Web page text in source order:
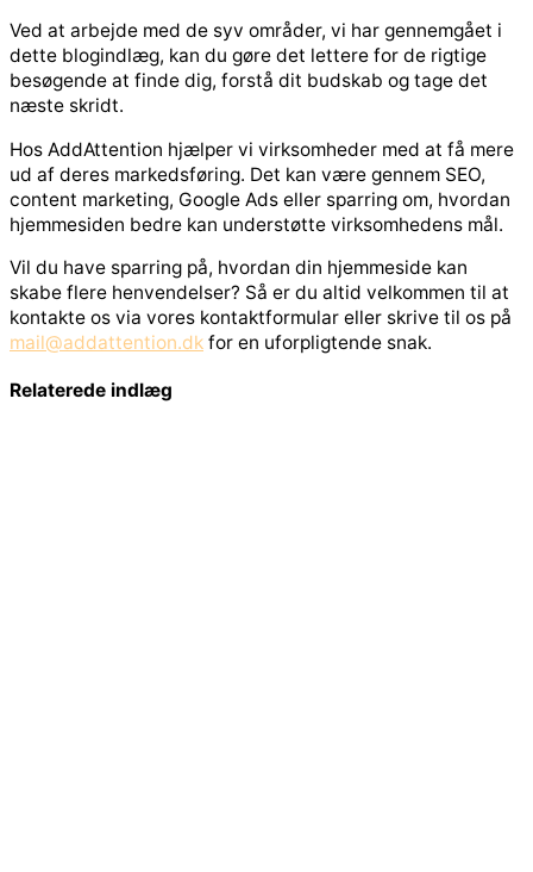
Ved at arbejde med de syv områder, vi har gennemgået i
dette blogindlæg, kan du gøre det lettere for de rigtige
besøgende at finde dig, forstå dit budskab og tage det
næste skridt.
Hos AddAttention hjælper vi virksomheder med at få mere
ud af deres markedsføring. Det kan være gennem SEO,
content marketing, Google Ads eller sparring om, hvordan
hjemmesiden bedre kan understøtte virksomhedens mål.
Vil du have sparring på, hvordan din hjemmeside kan
skabe flere henvendelser? Så er du altid velkommen til at
kontakte os via vores kontaktformular eller skrive til os på
mail@addattention.dk for en uforpligtende snak.
Relaterede indlæg